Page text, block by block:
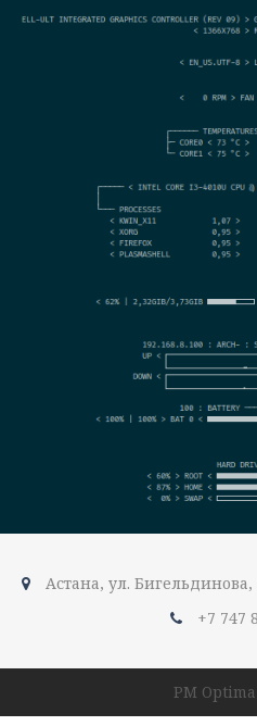
Астана, ул. Бигельдинова,
+7 747
PM